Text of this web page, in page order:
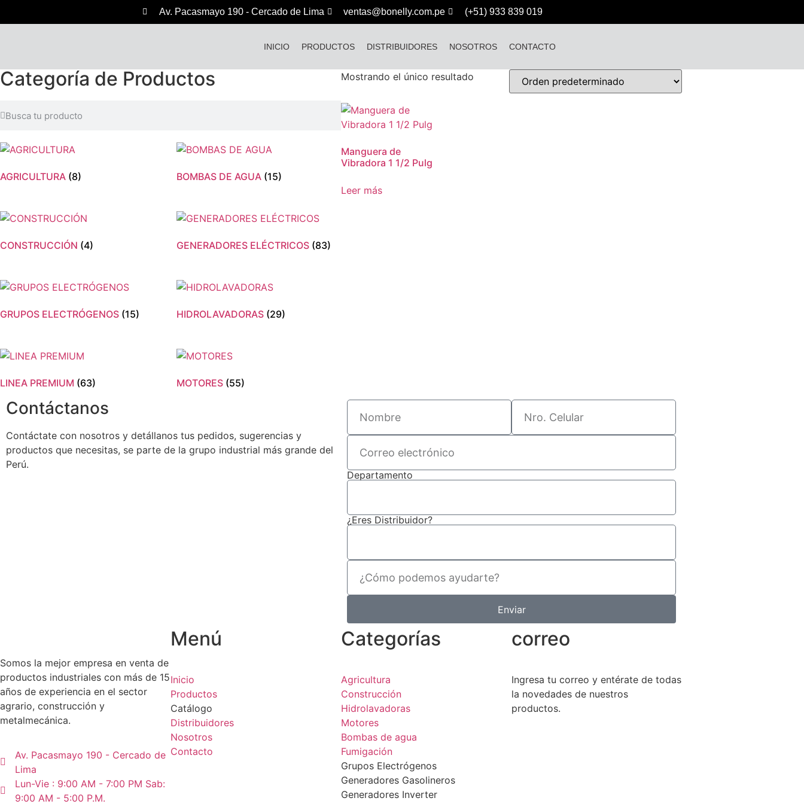
Av. Pacasmayo 190 - Cercado de Lima ventas@bonelly.com.pe (+51) 933 839 019
INICIO PRODUCTOS DISTRIBUIDORES NOSOTROS CONTACTO
Categoría de Productos
AGRICULTURA (8) BOMBAS DE AGUA (15)
CONSTRUCCIÓN (4) GENERADORES ELÉCTRICOS (83)
GRUPOS ELECTRÓGENOS (15) HIDROLAVADORAS (29)
LINEA PREMIUM (63) MOTORES (55)
Mostrando el único resultado
Manguera de
Vibradora 1 1/2 Pulg
Leer más
Contáctanos
Contáctate con nosotros y detállanos tus pedidos, sugerencias y
productos que necesitas, se parte de la grupo industrial más grande del
Perú.
Departamento
¿Eres Distribuidor?
Enviar
Somos la mejor empresa en venta de
productos industriales con más de 15
años de experiencia en el sector
agrario, construcción y
metalmecánica.
Av. Pacasmayo 190 - Cercado de
Lima
Lun-Vie : 9:00 AM - 7:00 PM Sab:
9:00 AM - 5:00 P.M.
Menú
Inicio
Productos
Catálogo
Distribuidores
Nosotros
Contacto
Categorías
Agricultura
Construcción
Hidrolavadoras
Motores
Bombas de agua
Fumigación
Grupos Electrógenos
Generadores Gasolineros
Generadores Inverter
correo
Ingresa tu correo y entérate de todas
la novedades de nuestros
productos.